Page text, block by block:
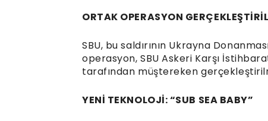
ORTAK OPERASYON
SBU, bu saldırının Ukrayna
operasyon, SBU Askeri Karşı
tarafından müştereken
YENİ TEKNOLOJİ: “SUB SEA BABY”